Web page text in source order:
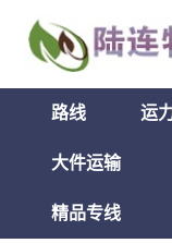
路线 运
大件运输
精品专线